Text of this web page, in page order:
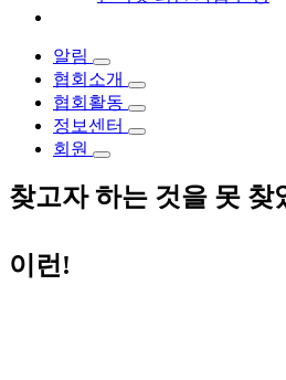
알림
협회소개
협회활동
정보센터
회원
찾고자 하는 것을 못 찾
이런!